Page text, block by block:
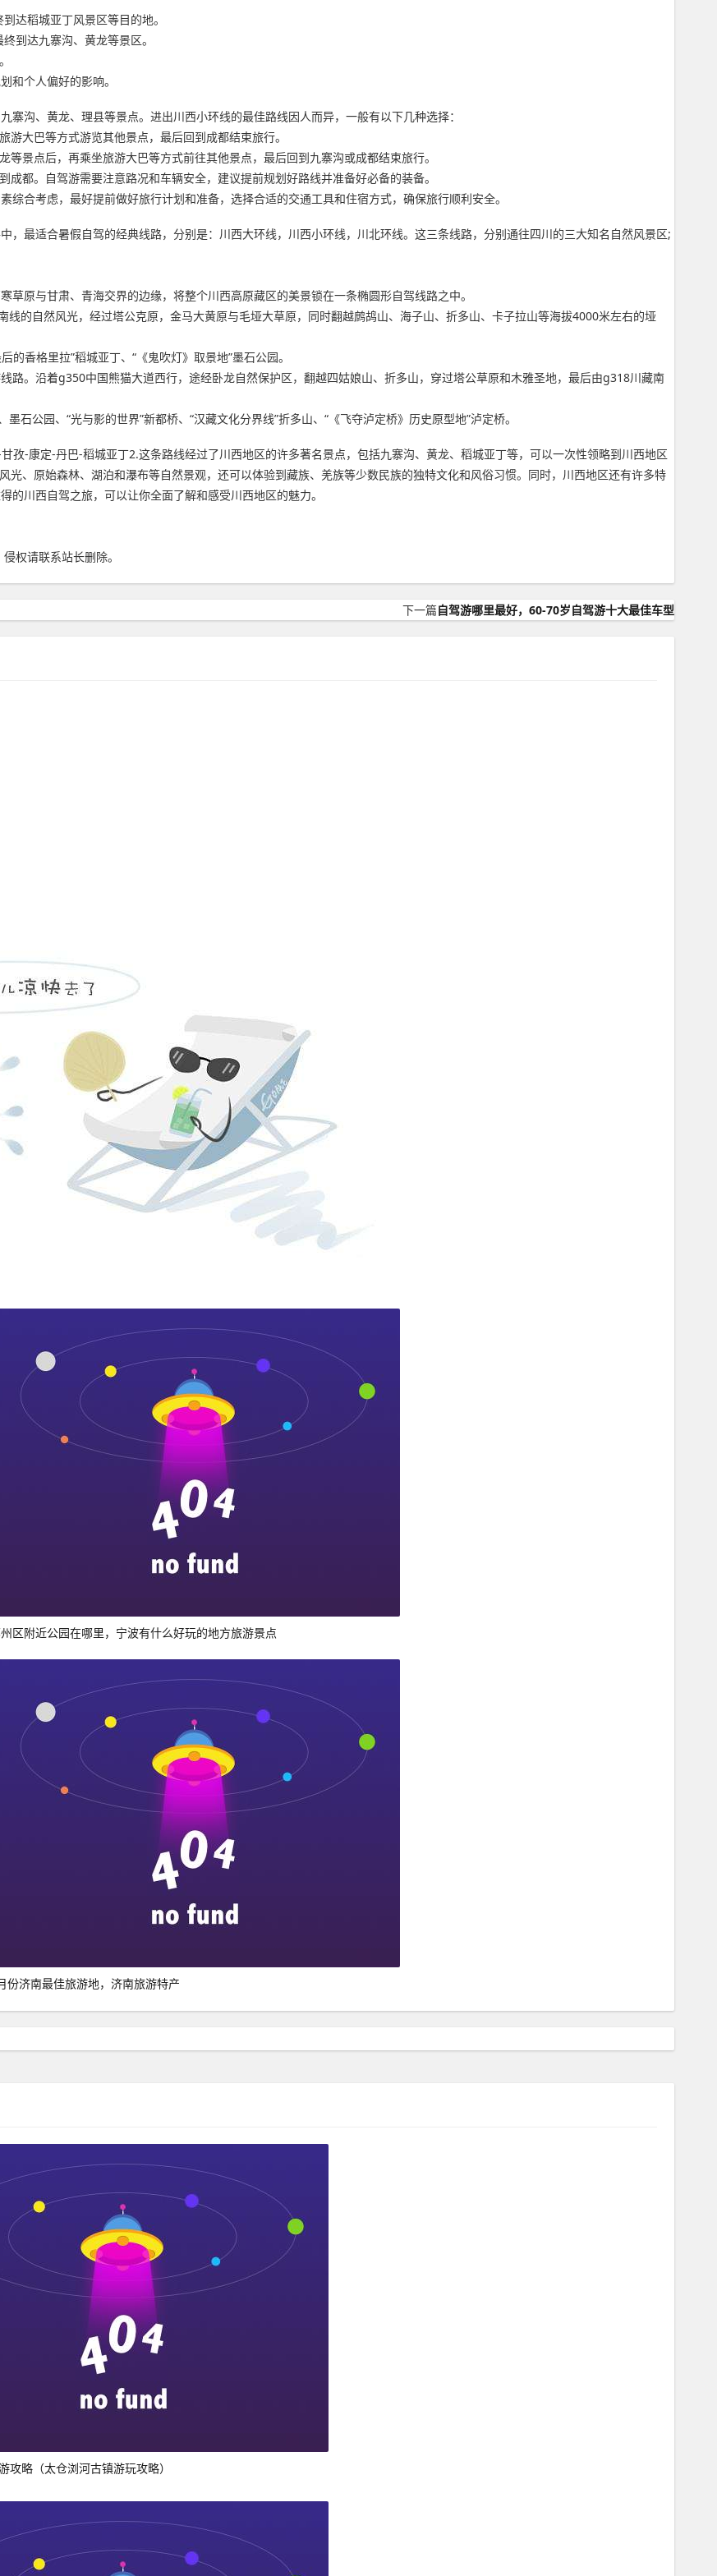
达稻城亚丁风景区等目的地。
到达九寨沟、黄龙等景区。
和个人偏好的影响。
沟、黄龙、理县等景点。进出川西小环线的最佳路线因人而异，一般有以下几种选择：
大巴等方式游览其他景点，最后回到成都结束旅行。
景点后，再乘坐旅游大巴等方式前往其他景点，最后回到九寨沟或成都结束旅行。
都。自驾游需要注意路况和车辆安全，建议提前规划好路线并准备好必备的装备。
合考虑，最好提前做好旅行计划和准备，选择合适的交通工具和住宿方式，确保旅行顺利安全。
，最适合暑假自驾的经典线路，分别是：川西大环线，川西小环线，川北环线。这三条线路，分别通往四川的三大知名自然风景区;
原与甘肃、青海交界的边缘，将整个川西高原藏区的美景锁在一条椭圆形自驾线路之中。
的自然风光，经过塔公克原，金马大黄原与毛垭大草原，同时翻越鹧鸪山、海子山、折多山、卡子拉山等海拔4000米左右的垭
的香格里拉”稻城亚丁、“《鬼吹灯》取景地”墨石公园。
路。沿着g350中国熊猫大道西行，途经卧龙自然保护区，翻越四姑娘山、折多山，穿过塔公草原和木雅圣地，最后由g318川藏南
石公园、“光与影的世界”新都桥、“汉藏文化分界线”折多山、“《飞夺泸定桥》历史原型地”泸定桥。
孜-康定-丹巴-稻城亚丁2.这条路线经过了川西地区的许多著名景点，包括九寨沟、黄龙、稻城亚丁等，可以一次性领略到川西地区
、原始森林、湖泊和瀑布等自然景观，还可以体验到藏族、羌族等少数民族的独特文化和风俗习惯。同时，川西地区还有许多特
川西自驾之旅，可以让你全面了解和感受川西地区的魅力。
权请联系站长删除。
下一篇自驾游哪里最好，60-70岁自驾游十大最佳车型
区附近公园在哪里，宁波有什么好玩的地方旅游景点
份济南最佳旅游地，济南旅游特产
攻略（太仓浏河古镇游玩攻略）